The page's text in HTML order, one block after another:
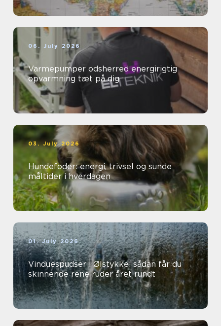
06. July 2026
Varmepumper odsherred energirigtig
opvarmning tæt på dig
03. July 2026
Hundefoder: energi, trivsel og sunde
måltider i hverdagen
01. July 2026
Vinduespudser i Ølstykke: sådan får du
skinnende rene ruder året rundt